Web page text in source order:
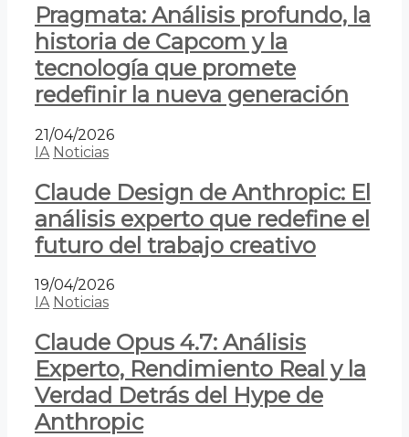
Pragmata: Análisis profundo, la
historia de Capcom y la
tecnología que promete
redefinir la nueva generación
21/04/2026
IA Noticias
Claude Design de Anthropic: El
análisis experto que redefine el
futuro del trabajo creativo
19/04/2026
IA Noticias
Claude Opus 4.7: Análisis
Experto, Rendimiento Real y la
Verdad Detrás del Hype de
Anthropic